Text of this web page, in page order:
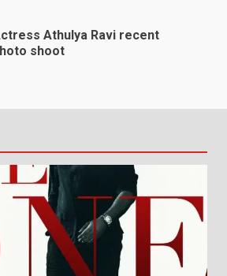
Athulya Ravi recent
shoot